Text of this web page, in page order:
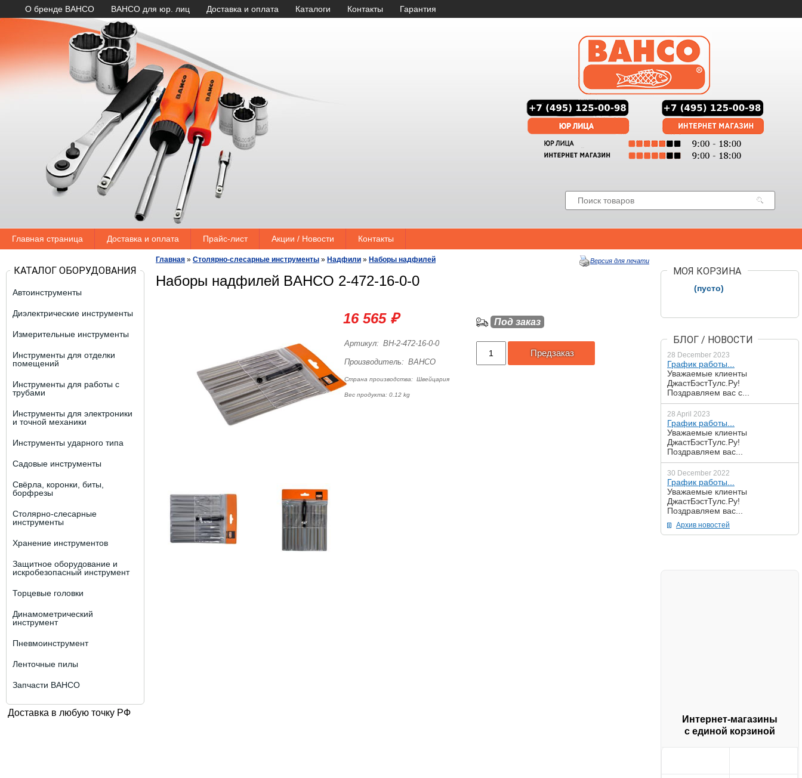
О бренде BAHCO BAHCO для юр. лиц Доставка и оплата Каталоги Контакты Гарантия
Главная страница Доставка и оплата Прайс-лист Акции / Новости Контакты
КАТАЛОГ ОБОРУДОВАНИЯ
Автоинструменты
Диэлектрические инструменты
Измерительные инструменты
Инструменты для отделки
помещений
Инструменты для работы с
трубами
Инструменты для электроники
и точной механики
Инструменты ударного типа
Садовые инструменты
Свёрла, коронки, биты,
борфрезы
Столярно-слесарные
инструменты
Хранение инструментов
Защитное оборудование и
искробезопасный инструмент
Торцевые головки
Динамометрический
инструмент
Пневмоинструмент
Ленточные пилы
Запчасти BAHCO
Доставка в любую точку РФ
Главная » Столярно-слесарные инструменты » Надфили » Наборы надфилей Версия для печати
Наборы надфилей BAHCO 2-472-16-0-0
16 565 ₽
Артикул: BH-2-472-16-0-0
Производитель: BAHCO
Страна производства: Швейцария
Вес продукта: 0.12 kg
Под заказ
Предзаказ
МОЯ КОРЗИНА
(пусто)
БЛОГ / НОВОСТИ
28 December 2023
График работы...
Уважаемые клиенты
ДжастБэстТулс.Ру!
Поздравляем вас с...
28 April 2023
График работы...
Уважаемые клиенты
ДжастБэстТулс.Ру!
Поздравляем вас...
30 December 2022
График работы...
Уважаемые клиенты
ДжастБэстТулс.Ру!
Поздравляем вас...
Архив новостей
Интернет-магазины
с единой корзиной